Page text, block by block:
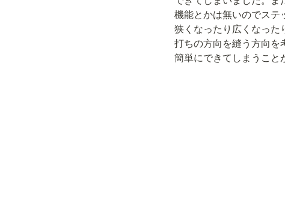
機能とかは無いのでステ
狭くなったり広くなった
打ちの方向を縫う方向を
簡単にできてしまうこと